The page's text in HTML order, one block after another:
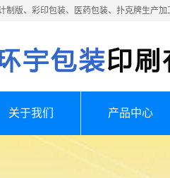
制版、彩印包装、医药包装、扑克牌生产
关于我们 产品中心